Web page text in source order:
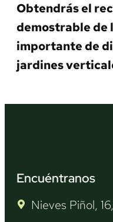
Obtendrás el
demostrable de
importante de
jardines
Encuéntranos
Nieves Piñol,